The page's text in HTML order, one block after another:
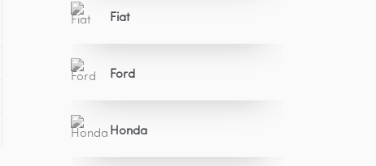
Fiat
Ford
Honda